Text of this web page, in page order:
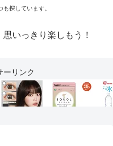
探しています。
いっきり楽しもう！
ーリンク